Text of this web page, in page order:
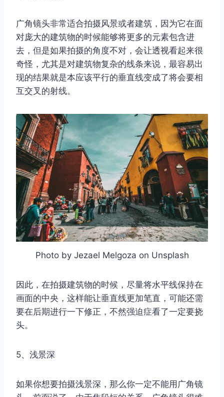
广角镜头非常适合拍摄风景或者建筑，因为它在面
对庞大的建筑物的时候能够将更多的元素包含进
去，但是如果拍摄的角度不对，会让透视看起来很
奇怪，尤其是对建筑物复杂的线条来说，最容易出
现的结果就是本应该平行的垂直线变成了将会要相
互交叉的射线。
Photo by Jezael Melgoza on Unsplash
因此，在拍摄建筑物的时候，尽量将水平线保持在
画面的中央，这样能让垂直线更加笔直，可能还需
要在后期进行一下修正，不然强迫症看了一定要挠
头。
5、浅景深
如果你想要拍摄浅景深，那么你一定不能用广角镜